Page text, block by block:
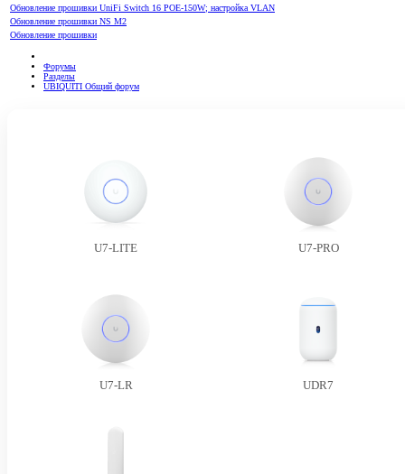
Обновление прошивки UniFi Switch 16 POE-150W; настройка VLAN
Обновление прошивки NS M2
Обновление прошивки
Форумы
Разделы
UBIQUITI Общий форум
U7-LITE U7-PRO
U7-LR UDR7